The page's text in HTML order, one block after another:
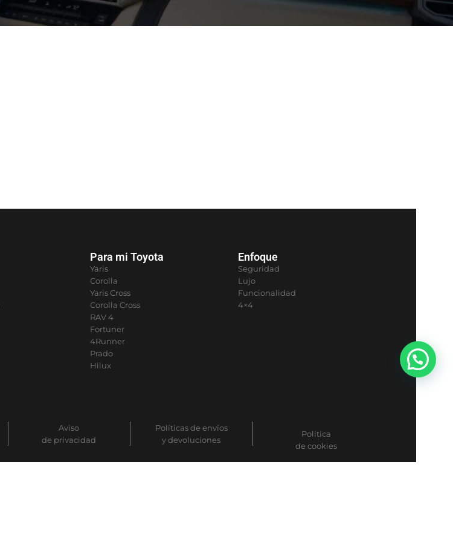
Para mi Toyota
Yaris
Corolla
Yaris Cross
Corolla Cross
RAV 4
Fortuner
4Runner
Prado
Hilux
Enfoque
Seguridad
Lujo
Funcionalidad
4×4
Aviso
de privacidad
Políticas de envíos
y devoluciones
Política
de cookies